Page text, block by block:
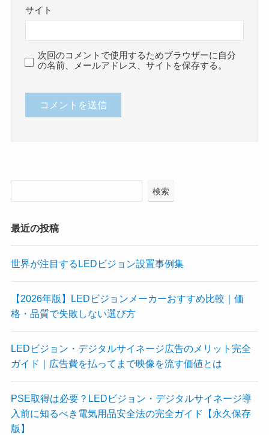
サイト
次回のコメントで使用するためブラウザーに自分
の名前、メールアドレス、サイトを保存する。
検索
最近の投稿
世界が注目するLEDビジョン設置事例集
【2026年版】LEDビジョンメーカーおすすめ比較｜価
格・品質で失敗しない選び方
LEDビジョン・デジタルサイネージ広告のメリット完全
ガイド｜広告費を払ってまで映像を流す価値とは
PSE取得は必要？LEDビジョン・デジタルサイネージ導
入前に知るべき電気用品安全法の完全ガイド【永久保存
版】